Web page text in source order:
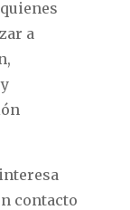
a
contacto